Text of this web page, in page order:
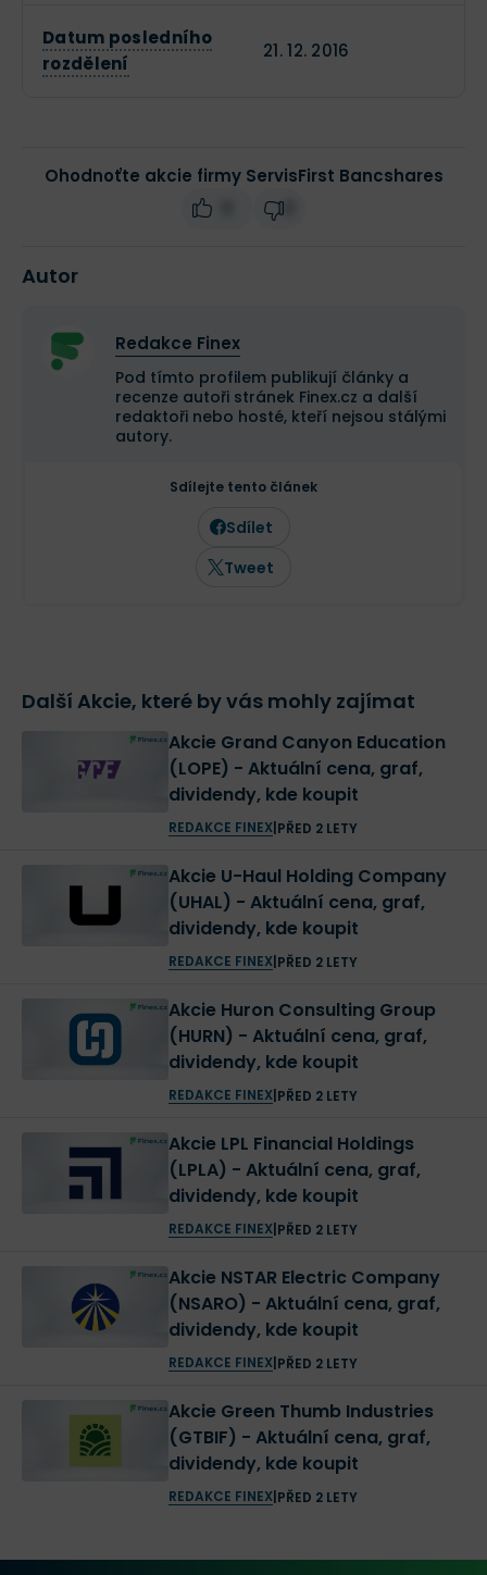
Datum posledního
rozdělení
21. 12. 2016
Ohodnoťte akcie firmy ServisFirst Bancshares
Autor
Redakce Finex
Pod tímto profilem publikují články a
recenze autoři stránek Finex.cz a další
redaktoři nebo hosté, kteří nejsou stálými
autory.
Sdílejte tento článek
Sdílet
Tweet
Další Akcie, které by vás mohly zajímat
Akcie Grand Canyon Education
(LOPE) - Aktuální cena, graf,
dividendy, kde koupit
REDAKCE FINEX| PŘED 2 LETY
Akcie U-Haul Holding Company
(UHAL) - Aktuální cena, graf,
dividendy, kde koupit
REDAKCE FINEX| PŘED 2 LETY
Akcie Huron Consulting Group
(HURN) - Aktuální cena, graf,
dividendy, kde koupit
REDAKCE FINEX| PŘED 2 LETY
Akcie LPL Financial Holdings
(LPLA) - Aktuální cena, graf,
dividendy, kde koupit
REDAKCE FINEX| PŘED 2 LETY
Akcie NSTAR Electric Company
(NSARO) - Aktuální cena, graf,
dividendy, kde koupit
REDAKCE FINEX| PŘED 2 LETY
Akcie Green Thumb Industries
(GTBIF) - Aktuální cena, graf,
dividendy, kde koupit
REDAKCE FINEX| PŘED 2 LETY